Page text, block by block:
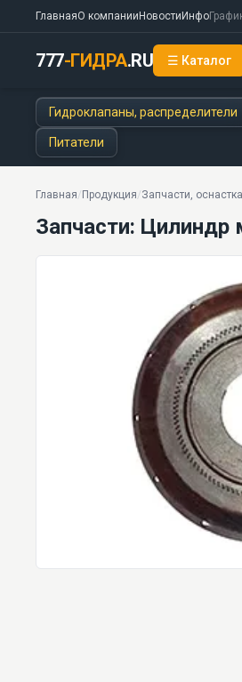
ГлавнаяО компании Новости Инфо
777-ГИДРА.RU ☰ Каталог
Гидроклапаны, распределители
Питатели
Главная/ Продукция/Запчасти, оснастка
Запчасти: Цилиндр муфты
Запчасти: